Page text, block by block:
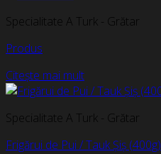
Specialitate A Turk - Grătar
Produs
Citește mai mult
Specialitate A Turk - Grătar
Frigărui de Pui / Tauk Șiș (400g)